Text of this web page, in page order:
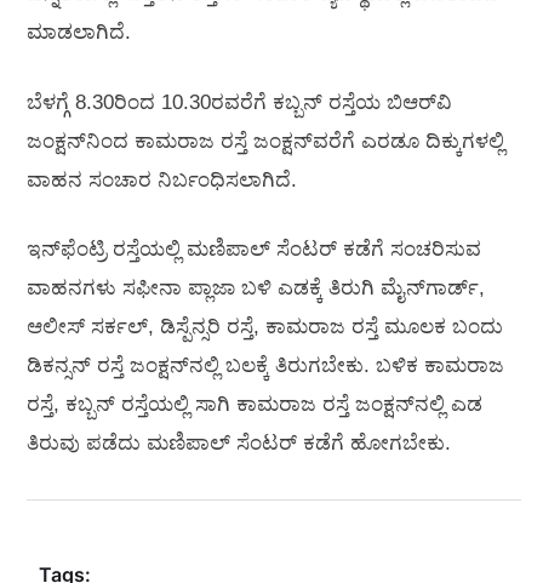
ಮಾಡಲಾಗಿದೆ.
ಬೆಳಗ್ಗೆ 8.30ರಿಂದ 10.30ರವರೆಗೆ ಕಬ್ಬನ್‌ ರಸ್ತೆಯ ಬಿಆರ್‌ವಿ
ಜಂಕ್ಷನ್‌ನಿಂದ ಕಾಮರಾಜ ರಸ್ತೆ ಜಂಕ್ಷನ್‌ವರೆಗೆ ಎರಡೂ ದಿಕ್ಕುಗಳಲ್ಲಿ
ವಾಹನ ಸಂಚಾರ ನಿರ್ಬಂಧಿಸಲಾಗಿದೆ.
ಇನ್‌ಫೆಂಟ್ರಿ ರಸ್ತೆಯಲ್ಲಿ ಮಣಿಪಾಲ್‌ ಸೆಂಟರ್‌ ಕಡೆಗೆ ಸಂಚರಿಸುವ
ವಾಹನಗಳು ಸಫೀನಾ ಪ್ಲಾಜಾ ಬಳಿ ಎಡಕ್ಕೆ ತಿರುಗಿ ಮೈನ್‌ಗಾರ್ಡ್‌,
ಆಲೀಸ್‌ ಸರ್ಕಲ್, ಡಿಸ್ಪೆನ್ಸರಿ ರಸ್ತೆ, ಕಾಮರಾಜ ರಸ್ತೆ ಮೂಲಕ ಬಂದು
ಡಿಕನ್ಸನ್‌ ರಸ್ತೆ ಜಂಕ್ಷನ್‌ನಲ್ಲಿ ಬಲಕ್ಕೆ ತಿರುಗಬೇಕು. ಬಳಿಕ ಕಾಮರಾಜ
ರಸ್ತೆ, ಕಬ್ಬನ್‌ ರಸ್ತೆಯಲ್ಲಿ ಸಾಗಿ ಕಾಮರಾಜ ರಸ್ತೆ ಜಂಕ್ಷನ್‌ನಲ್ಲಿ ಎಡ
ತಿರುವು ಪಡೆದು ಮಣಿಪಾಲ್‌ ಸೆಂಟರ್‌ ಕಡೆಗೆ ಹೋಗಬೇಕು.
Tags: